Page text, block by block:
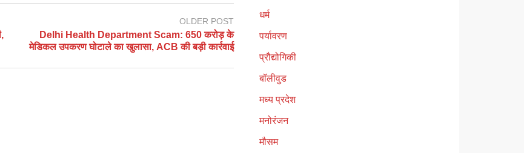
OLDER POST
Delhi Health Department Scam: 650 करोड़ के
मेडिकल उपकरण घोटाले का खुलासा, ACB की बड़ी कार्रवाई
धर्म
पर्यावरण
प्रौद्योगिकी
बॉलीवुड
मध्य प्रदेश
मनोरंजन
मौसम